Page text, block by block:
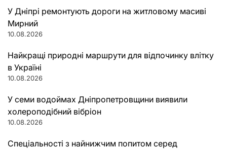
У Дніпрі ремонтують дороги на житловому масиві
Мирний
10.08.2026
Найкращі природні маршрути для відпочинку влітку
в Україні
10.08.2026
У семи водоймах Дніпропетровщини виявили
холероподібний вібріон
10.08.2026
Спеціальності з найнижчим попитом серед